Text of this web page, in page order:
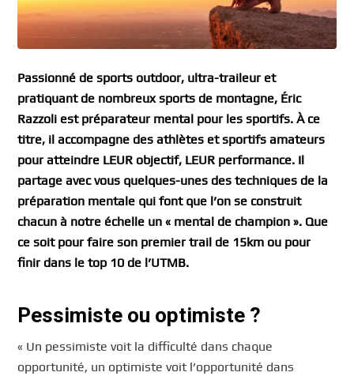
Passionné de sports outdoor, ultra-traileur et
pratiquant de nombreux sports de montagne, Éric
Razzoli est préparateur mental pour les sportifs. À ce
titre, il accompagne des athlètes et sportifs amateurs
pour atteindre LEUR objectif, LEUR performance. Il
partage avec vous quelques-unes des techniques de la
préparation mentale qui font que l’on se construit
chacun à notre échelle un « mental de champion ». Que
ce soit pour faire son premier trail de 15km ou pour
finir dans le top 10 de l’UTMB.
Pessimiste ou optimiste ?
« Un pessimiste voit la difficulté dans chaque
opportunité, un optimiste voit l’opportunité dans